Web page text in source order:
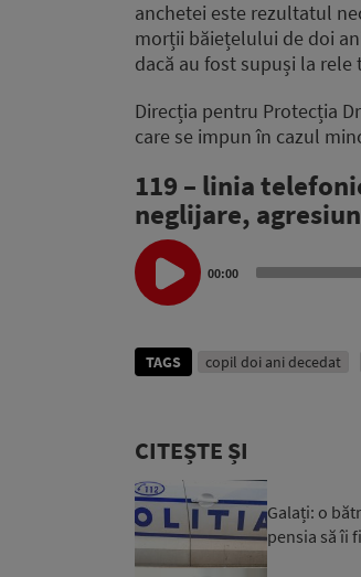
anchetei este rezultatul
morții băiețelului de doi
dacă au fost supuși la rele
Direcția pentru Protecția
care se impun în cazul
119 – linia
neglijare,
Audio
Player
00:00
TAGS copil doi ani decedat
CITEȘTE ȘI
Galați: o
pensia să îi